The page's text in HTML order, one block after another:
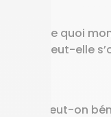
De quoi
peut-elle
Peut-on